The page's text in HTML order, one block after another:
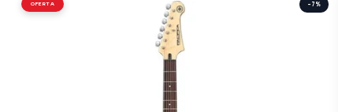
OFERTA -7%